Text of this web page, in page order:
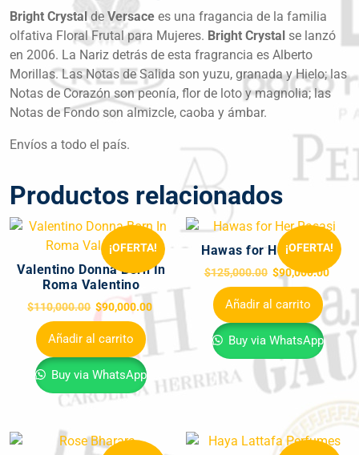
Bright Crystal de Versace es una fragancia de la familia
olfativa Floral Frutal para Mujeres. Bright Crystal se lanzó
en 2006. La Nariz detrás de esta fragrancia es Alberto
Morillas. Las Notas de Salida son yuzu, granada y Hielo; las
Notas de Corazón son peonía, flor de loto y magnolia; las
Notas de Fondo son almizcle, caoba y ámbar.
Envíos a todo el país.
Productos relacionados
¡OFERTA!
Valentino Donna Born In
Roma Valentino
$110,000.00 $90,000.00
Añadir al carrito
Buy via WhatsApp
¡OFERTA!
Hawas for Her Rasasi
$125,000.00 $90,000.00
Añadir al carrito
Buy via WhatsApp